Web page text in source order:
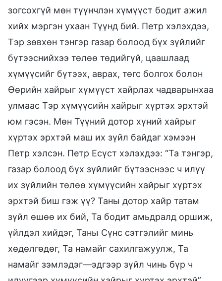
зогсохгүй мөн түүнчлэн хүмүүст бодит ажил
хийх мэргэн ухаан Түүнд бий. Петр хэлэхдээ,
Тэр зөвхөн тэнгэр газар болоод бүх зүйлийг
бүтээснийхээ төлөө төдийгүй, цаашлаад
хүмүүсийг бүтээх, аврах, төгс болгох болон
Өөрийн хайрыг хүмүүст хайрлах чадварынхаа
улмаас Тэр хүмүүсийн хайрыг хүртэх эрхтэй
юм гэсэн. Мөн Түүний дотор хүний хайрыг
хүртэх эрхтэй маш их зүйл байдаг хэмээн
Петр хэлсэн. Петр Есүст хэлэхдээ: “Та тэнгэр,
газар болоод бүх зүйлийг бүтээснээс ч илүү
их зүйлийн төлөө хүмүүсийн хайрыг хүртэх
эрхтэй биш гэж үү? Таны дотор хайр татам
зүйл өшөө их бий, Та бодит амьдралд оршиж,
үйлдэл хийдэг, Таны Сүнс сэтгэлийг минь
хөдөлгөдөг, Та намайг сахилгажуулж, Та
намайг зэмлэдэг—эдгээр зүйл чинь бүр ч